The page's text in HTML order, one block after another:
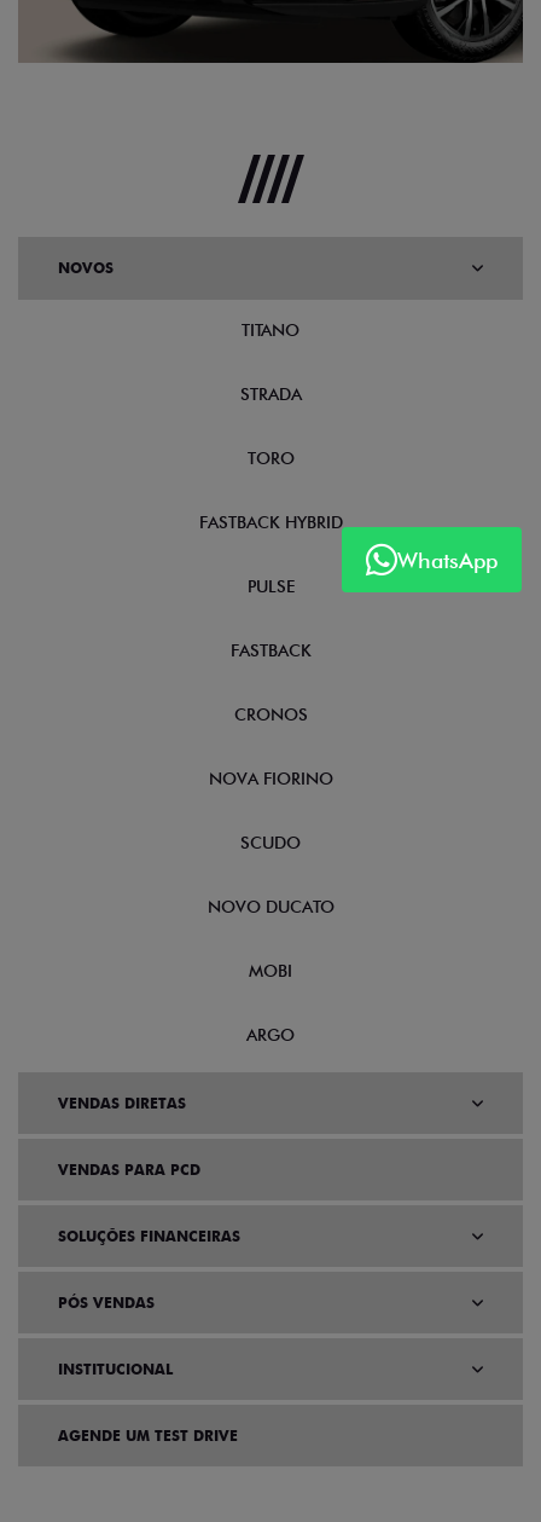
WhatsApp
NOVOS
TITANO
STRADA
TORO
FASTBACK HYBRID
PULSE
FASTBACK
CRONOS
NOVA FIORINO
SCUDO
NOVO DUCATO
MOBI
ARGO
VENDAS DIRETAS
VENDAS PARA PCD
SOLUÇÕES FINANCEIRAS
PÓS VENDAS
INSTITUCIONAL
AGENDE UM TEST DRIVE